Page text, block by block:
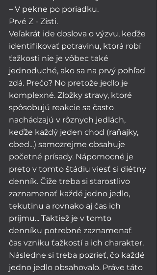
– V pekne po poriadku.
Prvé Z - Zisti.
Veľakrát ide doslova o výzvu, keďže
identifikovať potravinu, ktorá robí
ťažkosti nie je vôbec také
jednoduché, ako sa na prvý pohľad
zdá. Prečo? No pretože jedlo je
komplexné. Zložky stravy, ktoré
spôsobujú reakcie sa často
nachádzajú v rôznych jedlách,
keďže každý jeden chod (raňajky,
obed...) samozrejme obsahuje
početné prísady. Nápomocné je
preto v tomto štádiu viesť si diétny
denník. Čiže treba si starostlivo
zaznamenať každé jedno jedlo,
tekutinu a rovnako aj čas ich
príjmu... Taktiež je v tomto
denníku potrebné zaznamenať
čas vzniku ťažkostí a ich charakter.
Následne si treba pozrieť, čo každé
jedno jedlo obsahovalo. Práve táto